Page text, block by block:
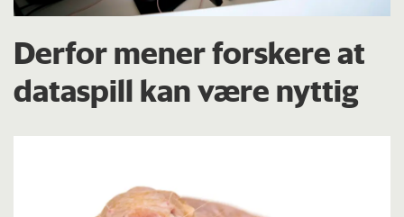
Derfor mener forskere at
dataspill kan være nyttig